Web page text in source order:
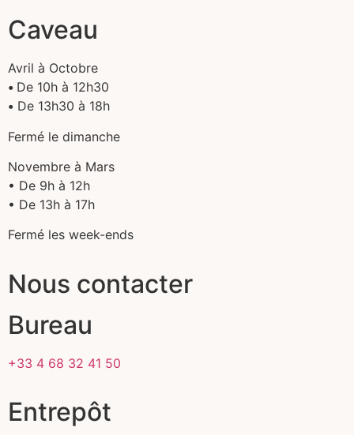
Caveau
Avril à Octobre
• De 10h à 12h30
• De 13h30 à 18h
Fermé le dimanche
Novembre à Mars
• De 9h à 12h
• De 13h à 17h
Fermé les week-ends
Nous contacter
Bureau
+33 4 68 32 41 50
Entrepôt